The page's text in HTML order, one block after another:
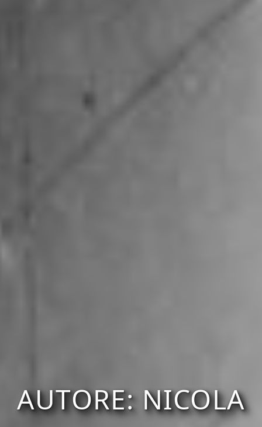
AUTORE: NICOLA